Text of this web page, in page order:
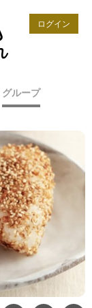
ログイン
グループ